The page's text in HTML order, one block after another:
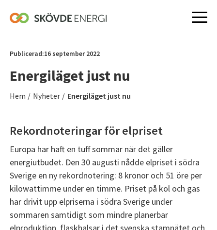
Publicerad:16 september 2022
Energiläget just nu
Hem / Nyheter / Energiläget just nu
Rekordnoteringar för elpriset
Europa har haft en tuff sommar när det gäller
energiutbudet. Den 30 augusti nådde elpriset i södra
Sverige en ny rekordnotering: 8 kronor och 51 öre per
kilowattimme under en timme. Priset på kol och gas
har drivit upp elpriserna i södra Sverige under
sommaren samtidigt som mindre planerbar